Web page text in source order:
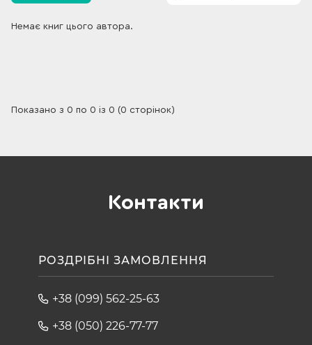
Немає книг цього автора.
Показано з 0 по 0 із 0 (0 сторінок)
Контакти
РОЗДРІБНІ ЗАМОВЛЕННЯ
+38 (099) 562-25-63
+38 (050) 226-77-77